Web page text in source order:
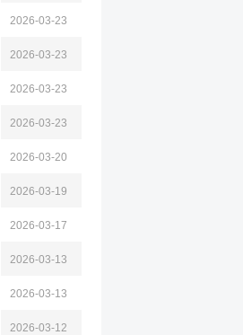
2026-03-23
2026-03-23
2026-03-23
2026-03-23
自动 计算机
2026-03-20
2026-03-19
2026-03-17
2026-03-13
设计 材料
2026-03-13
2026-03-12